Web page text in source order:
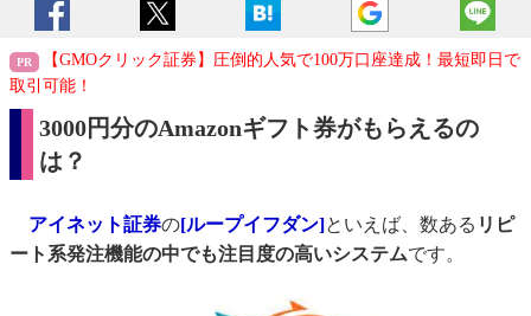
【GMOクリック証券】圧倒的人気で100万口座達成！最短即日で
取引可能！
3000円分のAmazonギフト券がもらえるの
は？
アイネット証券の[ループイフダン]といえば、数ある リピ
ート系発注機能の中でも注目度の高いシステムです。